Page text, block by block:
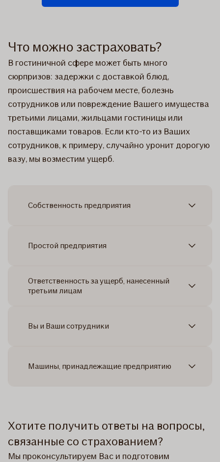
Что можно застраховать?
В гостиничной сфере может быть много
сюрпризов: задержки с доставкой блюд,
происшествия на рабочем месте, болезнь
сотрудников или повреждение Вашего имущества
третьими лицами, жильцами гостиницы или
поставщиками товаров. Если кто-то из Ваших
сотрудников, к примеру, случайно уронит дорогую
вазу, мы возместим ущерб.
Собственность предприятия
Простой предприятия
Ответственность за ущерб, нанесенный
третьим лицам
Вы и Ваши сотрудники
Машины, принадлежащие предприятию
Хотите получить ответы на вопросы,
связанные со страхованием?
Мы проконсультируем Вас и подготовим